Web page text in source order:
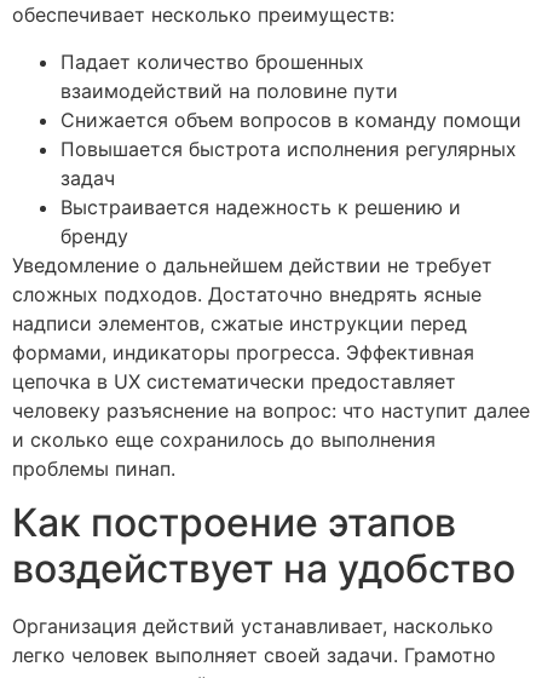
обеспечивает несколько преимуществ:
Падает количество брошенных
взаимодействий на половине пути
Снижается объем вопросов в команду помощи
Повышается быстрота исполнения регулярных
задач
Выстраивается надежность к решению и
бренду
Уведомление о дальнейшем действии не требует
сложных подходов. Достаточно внедрять ясные
надписи элементов, сжатые инструкции перед
формами, индикаторы прогресса. Эффективная
цепочка в UX систематически предоставляет
человеку разъяснение на вопрос: что наступит далее
и сколько еще сохранилось до выполнения
проблемы пинап.
Как построение этапов
воздействует на удобство
Организация действий устанавливает, насколько
легко человек выполняет своей задачи. Грамотно